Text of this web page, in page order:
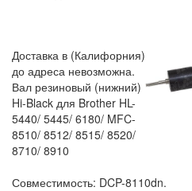
Доставка в (Калифорния)
до адреса невозможна.
Вал резиновый (нижний)
Hi-Black для Brother HL-
5440/ 5445/ 6180/ MFC-
8510/ 8512/ 8515/ 8520/
8710/ 8910
Совместимость: DCP-8110dn.